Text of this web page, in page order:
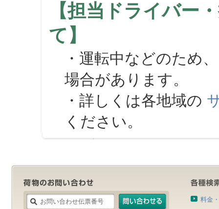
【担当ドライバー
て】
・運転中などのため
場合があります。
・詳しくは各地域の
ください。
料金